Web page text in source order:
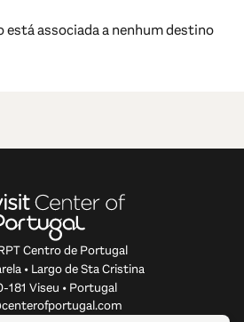
está associada a nenhum destino
Centro de Portugal
• Largo de Sta Cristina
181 Viseu • Portugal